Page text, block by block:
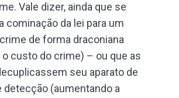
Vale dizer, ainda que se
cominação da lei para um
de forma draconiana
custo do crime) – ou que as
seu aparato de
detecção (aumentando a